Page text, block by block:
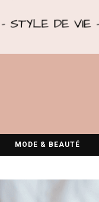
MODE & BEAUTÉ